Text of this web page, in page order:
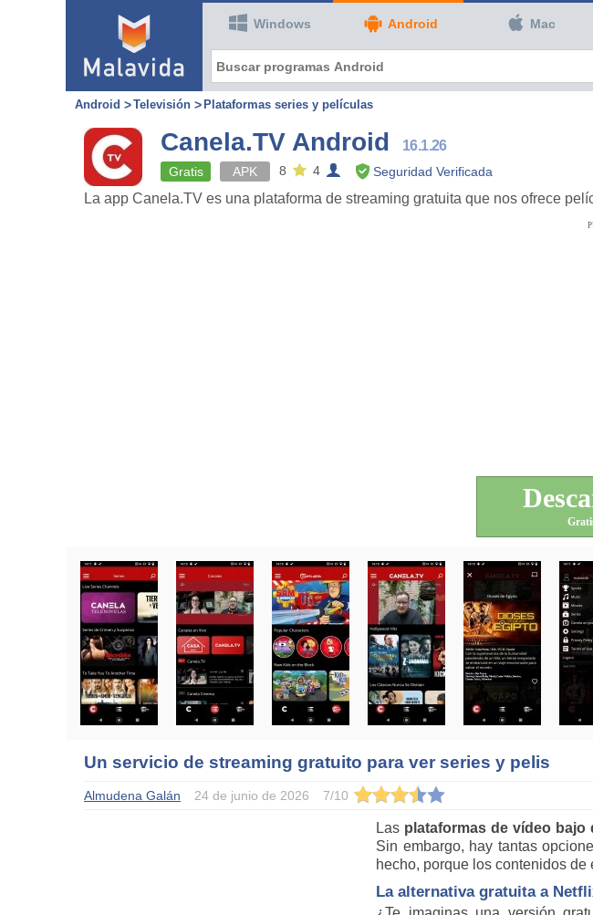
Windows Android Mac
Android Televisión Plataformas series y películas
Canela.TV Android 16.1.26
Gratis APK 8 4 Seguridad Verificada
La app Canela.TV es una plataforma de streaming gratuita que nos ofrece
Un servicio de streaming gratuito para ver series y pelis
Almudena Galán 24 de junio de 2026 7/10
Las plataformas de vídeo bajo
Sin embargo, hay tantas
hecho, porque los contenidos
La alternativa gratuita a